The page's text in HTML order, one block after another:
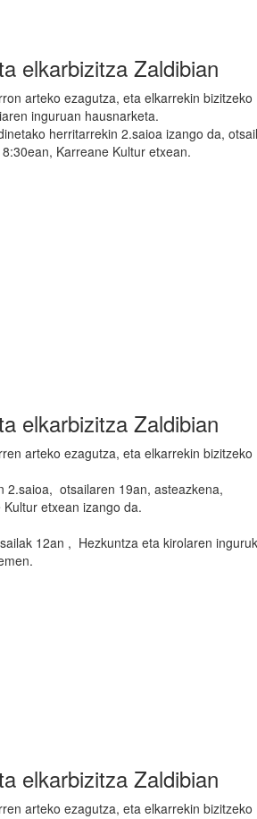
elkarbizitza Zaldibian
arteko ezagutza, eta elkarrekin bizitzeko
inguruan hausnarketa.
herritarrekin 2.saioa izango da,
Karreane Kultur etxean.
elkarbizitza Zaldibian
arteko ezagutza, eta elkarrekin bizitzeko
2.saioa, otsailaren 19an, asteazkena,
etxean izango da.
12an , Hezkuntza eta kirolaren
elkarbizitza Zaldibian
arteko ezagutza, eta elkarrekin bizitzeko